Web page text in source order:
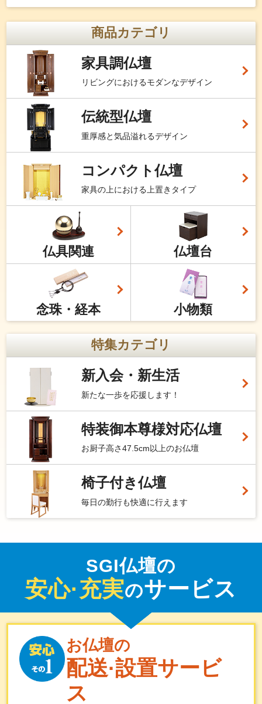
商品カテゴリ
家具調仏壇
リビングにおけるモダンなデザイン
伝統型仏壇
重厚感と気品溢れるデザイン
コンパクト仏壇
家具の上における上置きタイプ
仏具関連 仏壇台
念珠・経本 小物類
特集カテゴリ
新入会・新生活
新たな一歩を応援します！
特装御本尊様対応仏壇
お厨子高さ47.5cm以上のお仏壇
椅子付き仏壇
毎日の勤行も快適に行えます
SGI仏壇の
安心·充実のサービス
お仏壇の
配送·設置サービ
ス